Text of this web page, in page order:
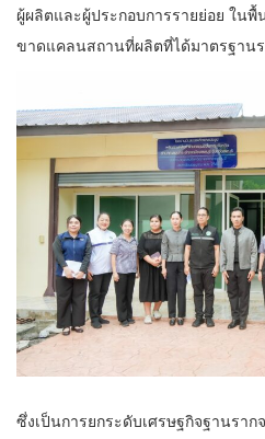
ผู้ผลิตและผู้ประกอบการรายย่อย ใน
ขาดแคลนสถานที่ผลิตที่ได้มาตรฐาน
ซึ่งเป็นการยกระดับเศรษฐกิจฐานรา